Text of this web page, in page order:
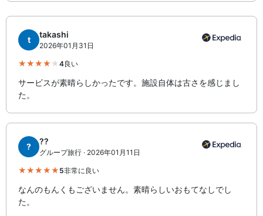
t
takashi
2026年01月31日
4良い
サービスが素晴らしかったです。施設自体は古さを感じまし
た。
?
??
グループ旅行 · 2026年01月11日
5非常に良い
なんのもんくもございません。素晴らしいおもてなしでし
た。